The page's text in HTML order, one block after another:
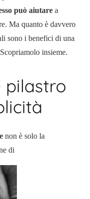
può aiutare a
Ma quanto è davvero
sono i benefici di una
insieme.
pilastro
non è solo la
di